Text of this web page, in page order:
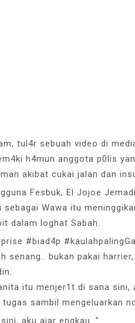
tul4r sebuah video di
h4mun anggota p0lis
akibat cukai jalan dan
Fesbuk, El Jojoe
sebagai Wawa itu
dalam loghat Sabah.
#biad4p
senang.. bukan pakai
itu menjer1t di sana
tugas sambil mengeluarkan
aku ajar engkau…”